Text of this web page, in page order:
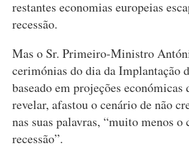
restantes economias europeias
recessão.
Mas o Sr. Primeiro-Ministro
cerimónias do dia da Implantação
baseado em projeções económicas
revelar, afastou o cenário de não
nas suas palavras, “muito menos o
recessão”.